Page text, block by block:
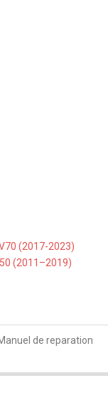
(2017-2023)
(2011–2019)
de reparation